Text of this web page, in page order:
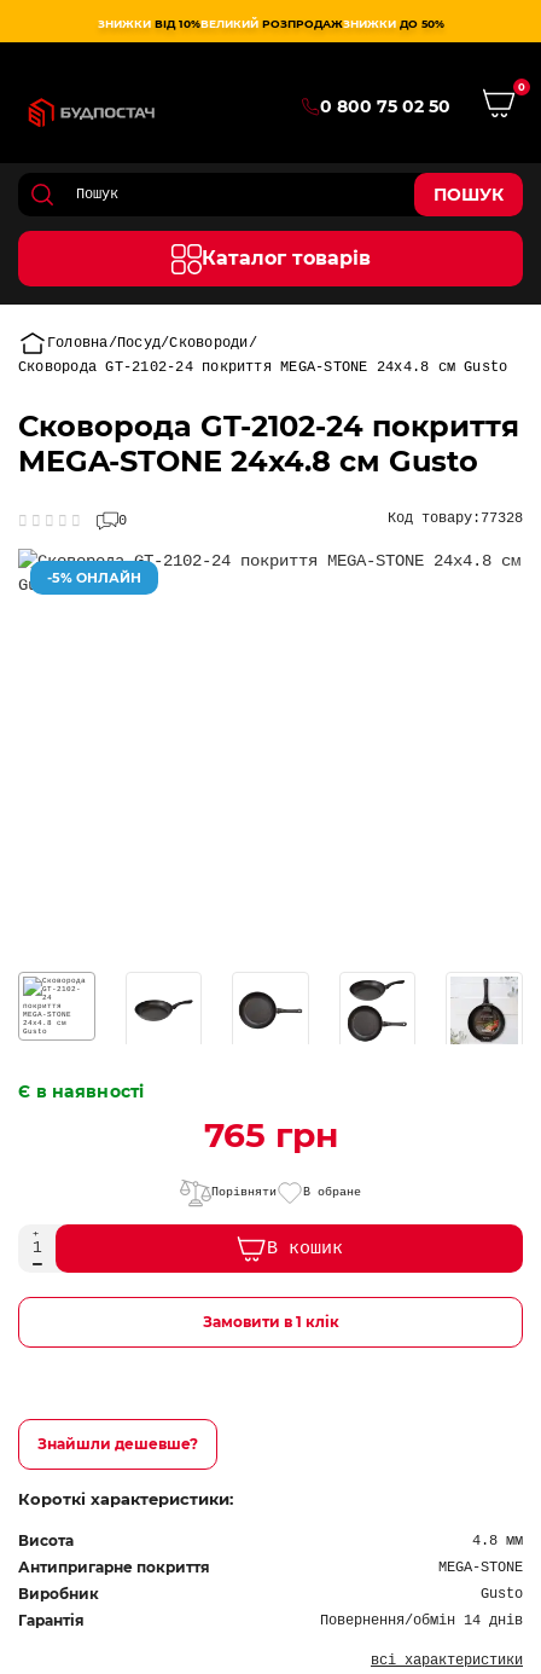
ЗНИЖКИ ВІД 10%ВЕЛИКИЙ РОЗПРОДАЖЗНИЖКИ ДО 50%
0 800 75 02 50
0
ПОШУК
Каталог товарів
Головна Посуд Сковороди
Сковорода GT-2102-24 покриття MEGA-STONE 24х4.8 см Gusto
Сковорода GT-2102-24 покриття
MEGA-STONE 24х4.8 см Gusto
0 Код товару: 77328
-5% ОНЛАЙН
Є в наявності
765 грн
Порівняти В обране
В кошик
Замовити в 1 клік
Знайшли дешевше?
Короткі характеристики:
Висота 4.8 мм
Антипригарне покриття MEGA-STONE
Виробник Gusto
Гарантія Повернення/обмін 14 днів
всі характеристики